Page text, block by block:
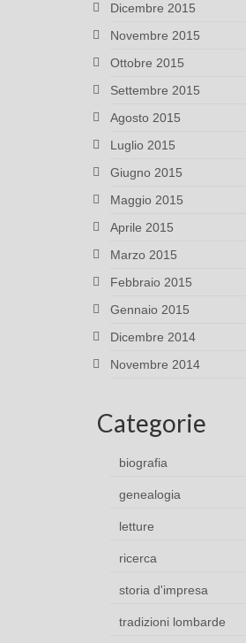
Dicembre 2015
Novembre 2015
Ottobre 2015
Settembre 2015
Agosto 2015
Luglio 2015
Giugno 2015
Maggio 2015
Aprile 2015
Marzo 2015
Febbraio 2015
Gennaio 2015
Dicembre 2014
Novembre 2014
Categorie
biografia
genealogia
letture
ricerca
storia d'impresa
tradizioni lombarde